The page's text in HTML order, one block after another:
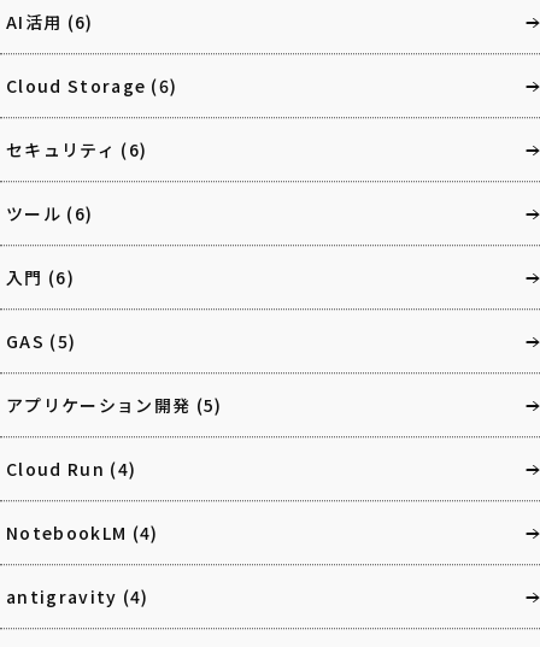
AI活用 (6)
Cloud Storage (6)
セキュリティ (6)
ツール (6)
入門 (6)
GAS (5)
アプリケーション開発 (5)
Cloud Run (4)
NotebookLM (4)
antigravity (4)